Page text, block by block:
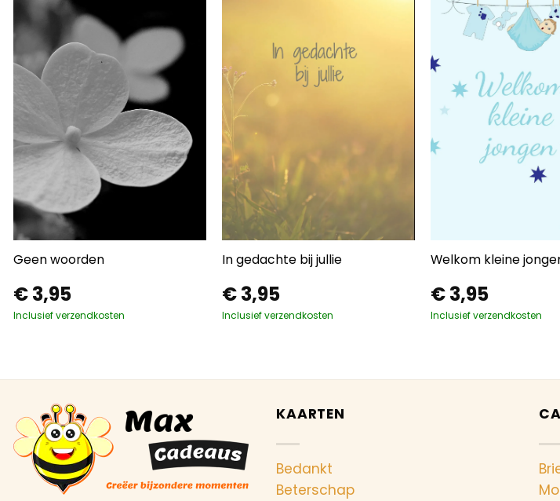
Geen woorden
€3,95
Inclusief verzendkosten
In gedachte bij jullie
€3,95
Inclusief verzendkosten
Welkom kleine
€3,95
Inclusief verzendkosten
KAARTEN
Bedankt
Beterschap